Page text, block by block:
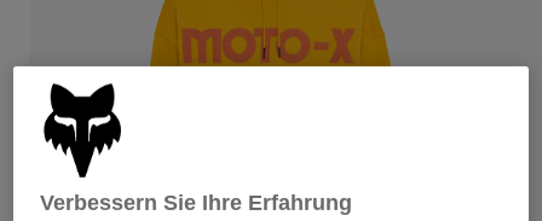
Kurze Hosen
Handschuhe
Jacken
Protektoren
Damen
Brillen
Socken
Alle anzeigen
Verbessern Sie Ihre Erfahrung